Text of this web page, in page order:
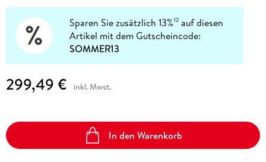
Sparen Sie zusätzlich 13%12 auf diesen
Artikel mit dem Gutscheincode:
SOMMER13
299,49 € inkl. Mwst.
In den Warenkorb